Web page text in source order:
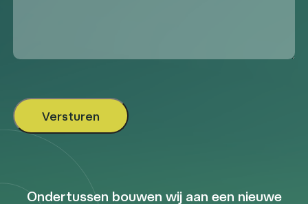
Ondertussen bouwen wij aan een nieuwe